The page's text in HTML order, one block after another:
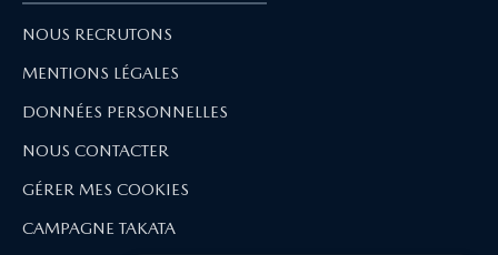
NOUS RECRUTONS
MENTIONS LÉGALES
DONNÉES PERSONNELLES
NOUS CONTACTER
GÉRER MES COOKIES
CAMPAGNE TAKATA